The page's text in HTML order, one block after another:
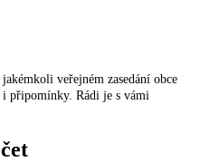
veřejném zasedání obce
i připomínky. Rádi je s vámi